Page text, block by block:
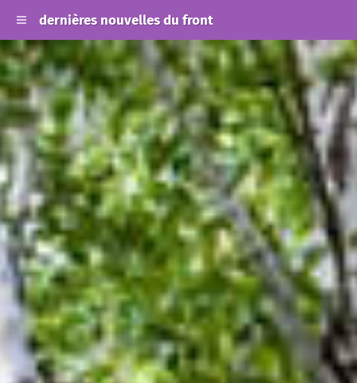
dernières nouvelles du front